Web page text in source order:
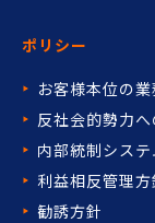
ポリシー
お客様本位の
反社会的勢力
内部統制シス
利益相反管理方
勧誘方針